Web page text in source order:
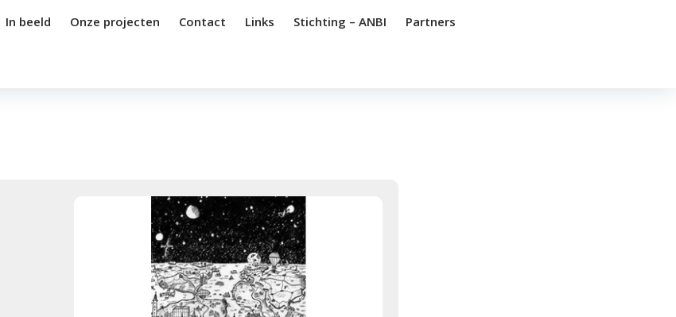
In beeld Onze projecten Contact Links Stichting – ANBI Partners